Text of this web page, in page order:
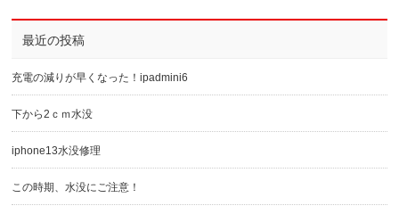
最近の投稿
充電の減りが早くなった！ipadmini6
下から2ｃｍ水没
iphone13水没修理
この時期、水没にご注意！